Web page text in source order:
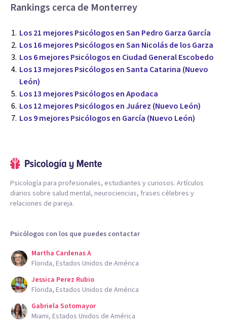
Rankings cerca de Monterrey
Los 21 mejores Psicólogos en San Pedro Garza García
Los 16 mejores Psicólogos en San Nicolás de los Garza
Los 6 mejores Psicólogos en Ciudad General Escobedo
Los 13 mejores Psicólogos en Santa Catarina (Nuevo
León)
Los 13 mejores Psicólogos en Apodaca
Los 12 mejores Psicólogos en Juárez (Nuevo León)
Los 9 mejores Psicólogos en García (Nuevo León)
Psicología para profesionales, estudiantes y curiosos. Artículos
diarios sobre salud mental, neurociencias, frases célebres y
relaciones de pareja.
Psicólogos con los que puedes contactar
Martha Cardenas A
Florida, Estados Unidos de América
Jessica Perez Rubio
Florida, Estados Unidos de América
Gabriela Sotomayor
Miami, Estados Unidos de América